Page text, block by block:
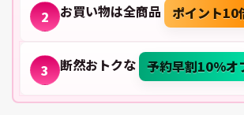
2 お買い物は全商品 ポイント10
3 断然おトクな 予約早割10%オ